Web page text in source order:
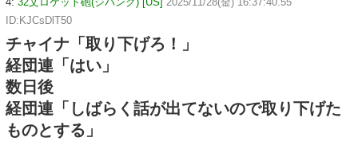
ID:KJCsDlT50
チャイナ「取り下げろ！」
経団連「はい」
数日後
経団連「しばらく話が出てないので取り下げた
ものとする」